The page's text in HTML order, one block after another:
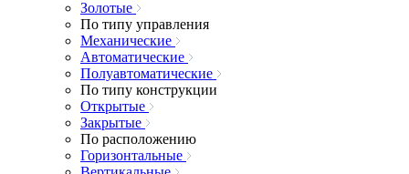
Золотые
По типу управления
Механические
Автоматические
Полуавтоматические
По типу конструкции
Открытые
Закрытые
По расположению
Горизонтальные